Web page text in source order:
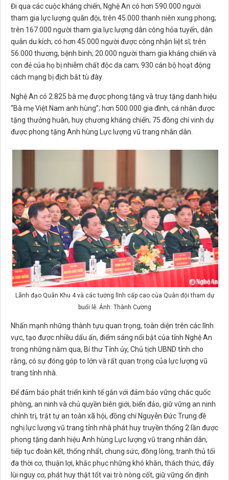
Đi qua các cuộc kháng chiến, Nghệ An có hơn 590.000 người
tham gia lực lượng quân đội, trên 45.000 thanh niên xung phong;
trên 167.000 người tham gia lực lượng dân công hỏa tuyến, dân
quân du kích; có hơn 45.000 người được công nhận liệt sĩ; trên
56.000 thương, bệnh binh; 20.000 người tham gia kháng chiến và
con đẻ của họ bị nhiễm chất độc da cam; 930 cán bộ hoạt động
cách mạng bị địch bắt tù đày.
Nghệ An có 2.825 bà mẹ được phong tặng và truy tặng danh hiệu
“Bà mẹ Việt Nam anh hùng”; hơn 500.000 gia đình, cá nhân được
tặng thưởng huân, huy chương kháng chiến; 75 đồng chí vinh dự
được phong tặng Anh hùng Lực lượng vũ trang nhân dân.
Lãnh đạo Quân Khu 4 và các tướng lĩnh cấp cao của Quân đội tham dự
buổi lễ. Ảnh: Thành Cường
Nhấn mạnh những thành tựu quan trọng, toàn diện trên các lĩnh
vực, tạo được nhiều dấu ấn, điểm sáng nổi bật của tỉnh Nghệ An
trong những năm qua, Bí thư Tỉnh ủy, Chủ tịch UBND tỉnh cho
rằng, có sự đóng góp to lớn và rất quan trọng của lực lượng vũ
trang tỉnh nhà.
Để đảm bảo phát triển kinh tế gắn với đảm bảo vững chắc quốc
phòng, an ninh và chủ quyền biên giới, biển đảo, giữ vững an ninh
chính trị, trật tự an toàn xã hội, đồng chí Nguyễn Đức Trung đề
nghị lực lượng vũ trang tỉnh nhà phát huy truyền thống 2 lần được
phong tặng danh hiệu Anh hùng Lực lượng vũ trang nhân dân,
tiếp tục đoàn kết, thống nhất, chung sức, đồng lòng, tranh thủ tối
đa thời cơ, thuận lợi, khắc phục những khó khăn, thách thức, đẩy
lùi nguy cơ, phát huy thật tốt vai trò nòng cốt, giữ vững ổn định